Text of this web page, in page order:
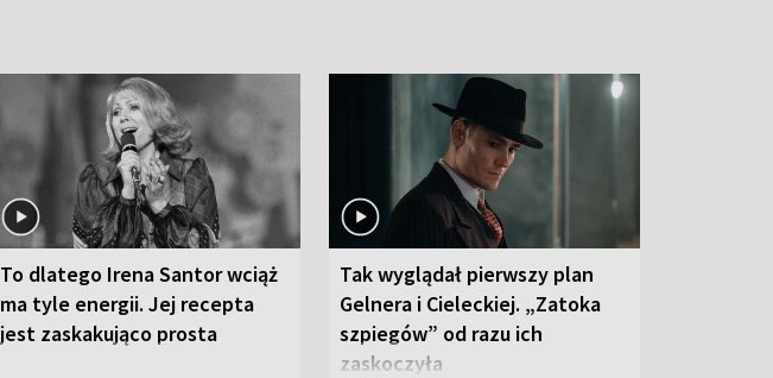
To dlatego Irena Santor wciąż
ma tyle energii. Jej recepta
jest zaskakująco prosta
Tak wyglądał pierwszy plan
Gelnera i Cieleckiej. „Zatoka
szpiegów” od razu ich
zaskoczyła